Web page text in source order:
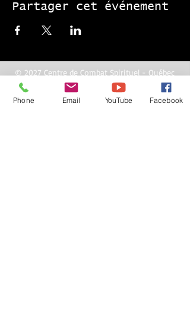
Partager cet événement
© 2027 Centre de Combat Spirituel - Québec
Copyright©
Phone Email YouTube Facebook